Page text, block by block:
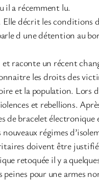
il a récemment lu.
décrit les
d une détention au
un récent
les droits des
et la population. Lors
et rebellions.
de bracelet électronique
régimes
doivent être
retoquée il y a
peines pour une armes